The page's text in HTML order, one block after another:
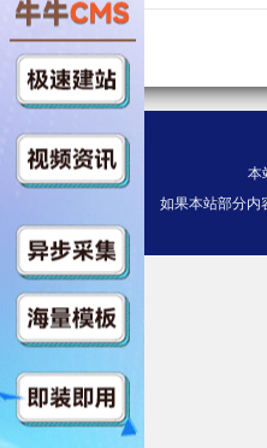
本
如果本站部分内